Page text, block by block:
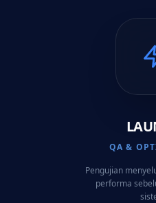
QA &
Pengujian
performa